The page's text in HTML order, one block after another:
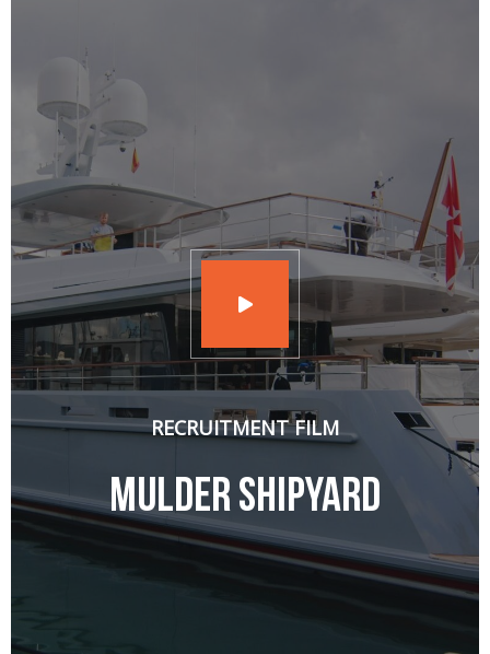
RECRUITMENT FILM
Mulder shipyard